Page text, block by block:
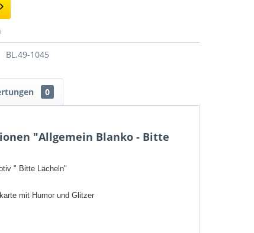
BL.49-1045
0
"Allgemein Blanko - Bitte
" Bitte Lächeln"
mit Humor und Glitzer